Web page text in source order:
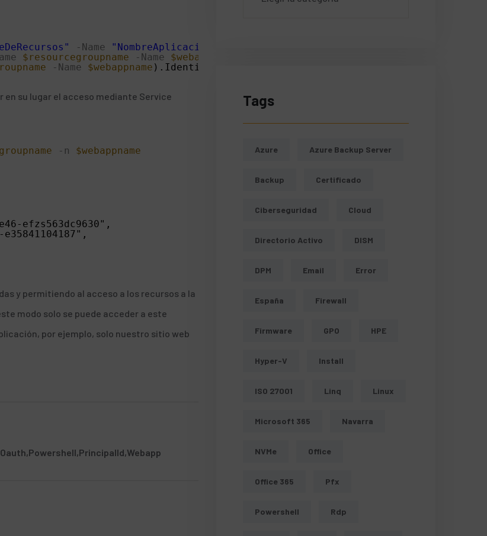
-Name
"NombreAplicacionWeb"
$resourcegroupname -Name $webappname
-Name $webappname ).Identity.PrincipalId
su lugar el acceso mediante Service
-n $webappname
efzs563dc9630",
y permitiendo al acceso a los recursos a la
modo solo se puede acceder a este
por ejemplo, solo nuestro sitio web
Oauth Powershell PrincipalId Webapp
Tags
Azure Azure Backup Server
Backup Certificado
Ciberseguridad Cloud
Directorio Activo DISM
DPM Email Error
España Firewall
Firmware GPO HPE
Hyper-V Install
ISO 27001 Linq Linux
Microsoft 365 Navarra
NVMe Office
Office 365 Pfx
Powershell Rdp